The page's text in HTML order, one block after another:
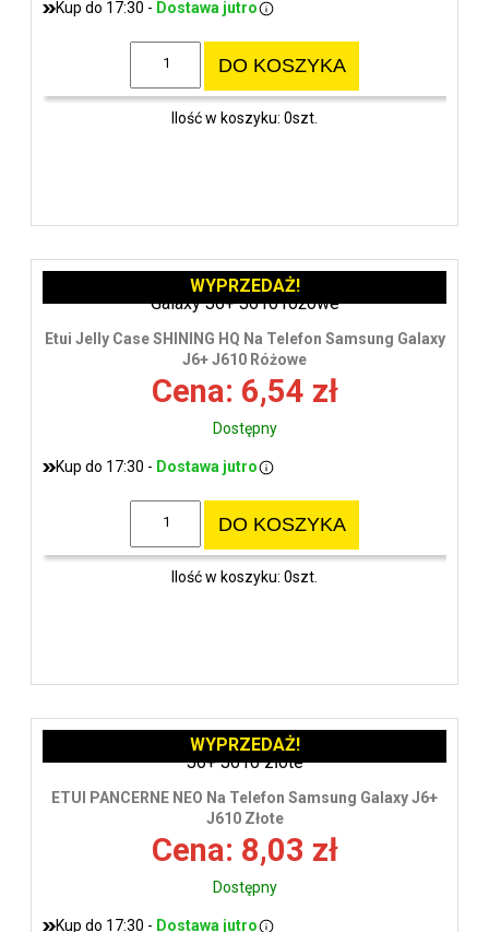
Kup do 17:30 - Dostawa jutro
DO KOSZYKA
Ilość w koszyku: 0szt.
Etui Jelly Case SHINING HQ Na Telefon Samsung Galaxy
J6+ J610 Różowe
Cena: 6,54 zł
Dostępny
Kup do 17:30 - Dostawa jutro
DO KOSZYKA
Ilość w koszyku: 0szt.
WYPRZEDAŻ!
ETUI PANCERNE NEO Na Telefon Samsung Galaxy J6+
J610 Złote
Cena: 8,03 zł
Dostępny
Kup do 17:30 - Dostawa jutro
WYPRZEDAŻ!